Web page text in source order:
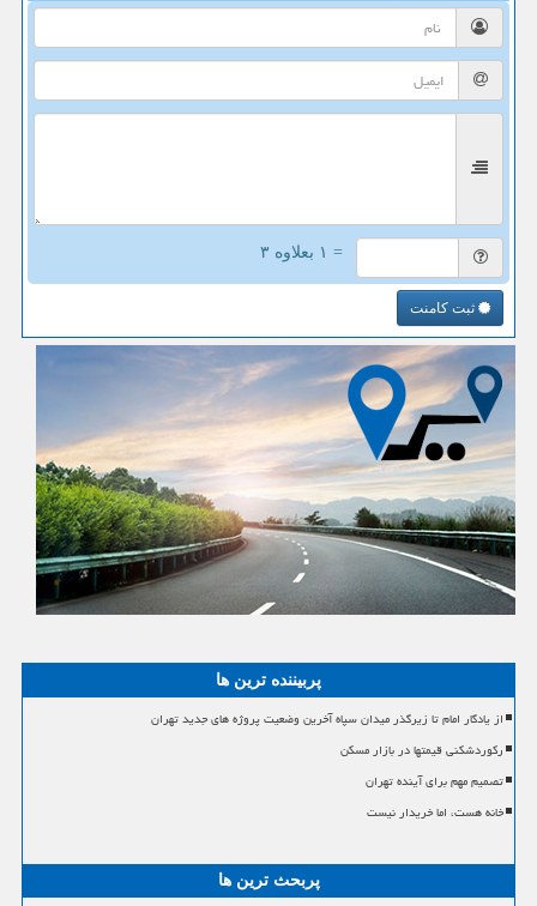
= ۱ بعلاوه ۳
ثبت کامنت
پربیننده ترین ها
از یادگار امام تا زیرگذر میدان سپاه آخرین وضعیت پروژه های جدید تهران
رکوردشکنی قیمتها در بازار مسکن
تصمیم مهم برای آینده تهران
خانه هست، اما خریدار نیست
پربحث ترین ها